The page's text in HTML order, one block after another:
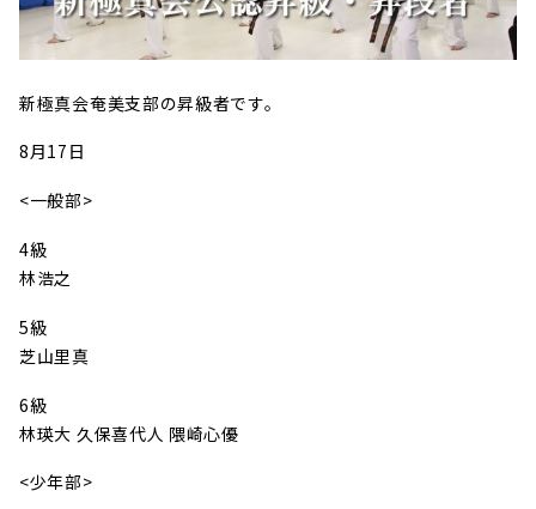
新極真会奄美支部の昇級者です。
8月17日
<一般部>
4級
林浩之
5級
芝山里真
6級
林瑛大 久保喜代人 隈崎心優
<少年部>